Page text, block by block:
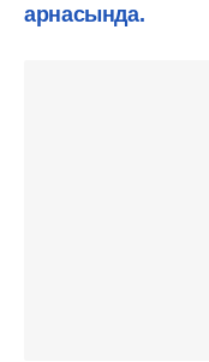
арнасында.